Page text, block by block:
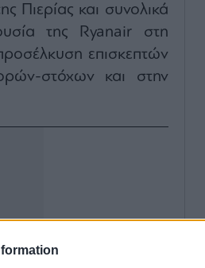
Πιερίας και συνολικά
της Ryanair στη
επισκεπτών
στόχων και στην